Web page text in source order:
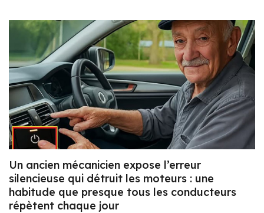
Un ancien mécanicien expose l’erreur
silencieuse qui détruit les moteurs : une
habitude que presque tous les conducteurs
répètent chaque jour